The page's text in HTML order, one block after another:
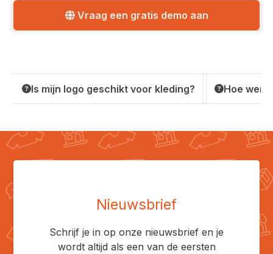
Vraag een gratis demo aan
Is mijn logo geschikt voor kleding? Hoe
Nieuwsbrief
Schrijf je in op onze nieuwsbrief en je
wordt altijd als een van de eersten